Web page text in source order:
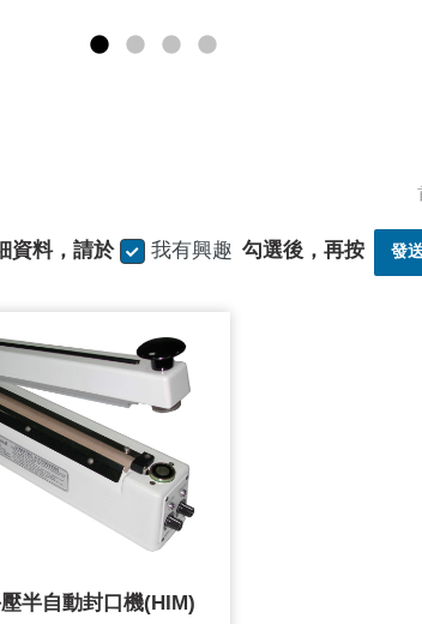
資料，請於 我有興趣 勾選後，再按 發
半自動封口機(HIM)